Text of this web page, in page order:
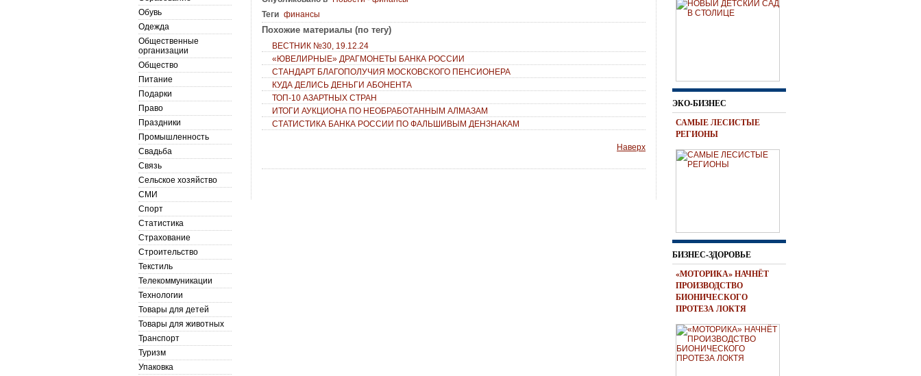
Теги финансы
Похожие материалы (по тегу)
ВЕСТНИК №30, 19.12.24
«ЮВЕЛИРНЫЕ» ДРАГМОНЕТЫ БАНКА РОССИИ
СТАНДАРТ БЛАГОПОЛУЧИЯ МОСКОВСКОГО ПЕНСИОНЕРА
КУДА ДЕЛИСЬ ДЕНЬГИ АБОНЕНТА
ТОП-10 АЗАРТНЫХ СТРАН
ИТОГИ АУКЦИОНА ПО НЕОБРАБОТАННЫМ АЛМАЗАМ
СТАТИСТИКА БАНКА РОССИИ ПО ФАЛЬШИВЫМ ДЕНЗНАКАМ
Наверх
Обувь
Одежда
Общественные
организации
Общество
Питание
Подарки
Право
Праздники
Промышленность
Свадьба
Связь
Сельское хозяйство
СМИ
Спорт
Статистика
Страхование
Строительство
Текстиль
Телекоммуникации
Технологии
Товары для детей
Товары для животных
Транспорт
Туризм
Упаковка
ЭКО-БИЗНЕС
САМЫЕ ЛЕСИСТЫЕ
РЕГИОНЫ
БИЗНЕС-ЗДОРОВЬЕ
«МОТОРИКА» НАЧНЁТ
ПРОИЗВОДСТВО
БИОНИЧЕСКОГО
ПРОТЕЗА ЛОКТЯ